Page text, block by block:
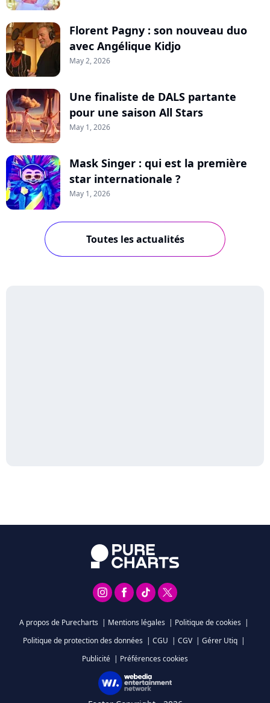
Florent Pagny : son nouveau duo
avec Angélique Kidjo
May 2, 2026
Une finaliste de DALS partante
pour une saison All Stars
May 1, 2026
Mask Singer : qui est la première
star internationale ?
May 1, 2026
Toutes les actualités
A propos de Purecharts | Mentions légales | Politique de cookies |
Politique de protection des données | CGU | CGV | Gérer Utiq |
Publicité | Préférences cookies